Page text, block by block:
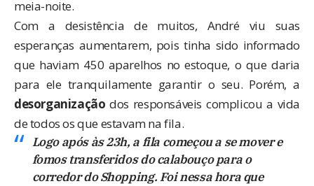
meia-noite.
Com a desistência de muitos, André viu suas
esperanças aumentarem, pois tinha sido informado
que haviam 450 aparelhos no estoque, o que daria
para ele tranquilamente garantir o seu. Porém, a
desorganização dos responsáveis complicou a vida
de todos os que estavam na fila.
Logo após às 23h, a fila começou a se mover e
fomos transferidos do calabouço para o
corredor do Shopping. Foi nessa hora que